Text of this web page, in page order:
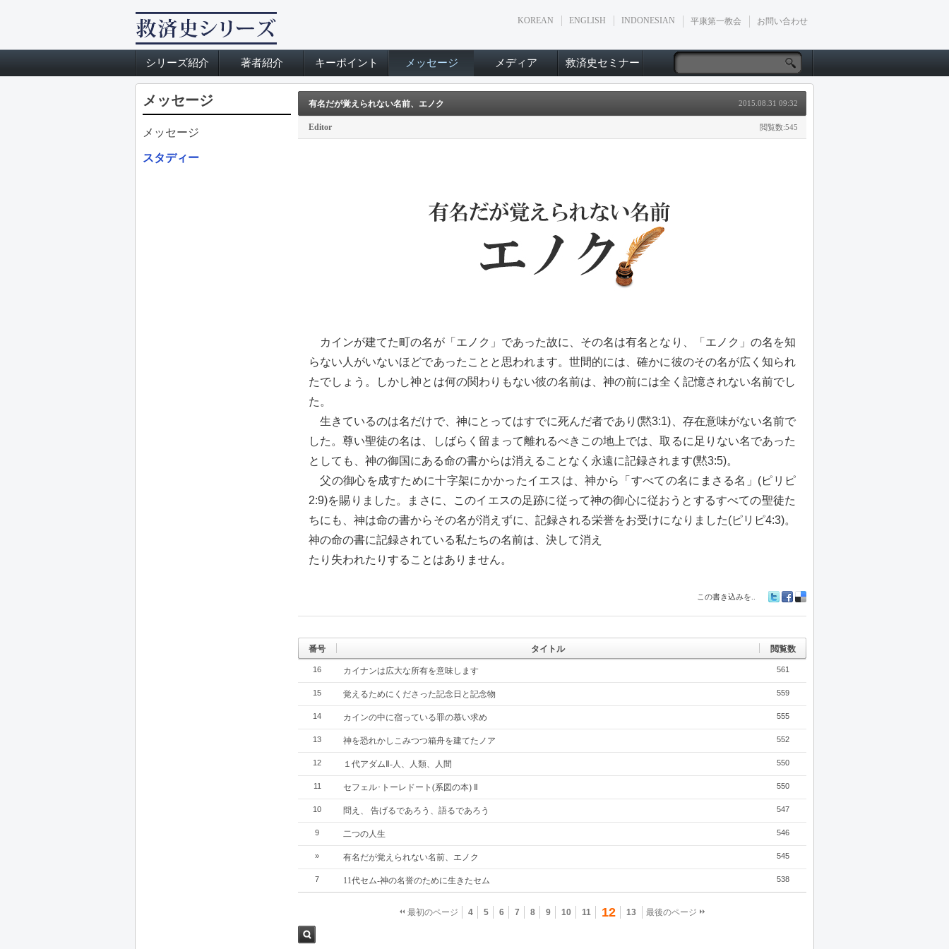
KOREAN ENGLISH INDONESIAN 平康第一教会 お問い合わせ
シリーズ紹介 著者紹介 キーポイント メッセージ メディア 救済史セミナー
メッセージ
メッセージ
スタディー
有名だが覚えられない名前、エノク 2015.08.31 09:32
Editor 閲覧数:545
カインが建てた町の名が「エノク」であった故に、その名は有名となり、「エノク」の名を知
らない人がいないほどであったことと思われます。世間的には、確かに彼のその名が広く知られ
たでしょう。しかし神とは何の関わりもない彼の名前は、神の前には全く記憶されない名前でし
た。
生きているのは名だけで、神にとってはすでに死んだ者であり(黙3:1)、存在意味がない名前で
した。尊い聖徒の名は、しばらく留まって離れるべきこの地上では、取るに足りない名であった
としても、神の御国にある命の書からは消えることなく永遠に記録されます(黙3:5)。
父の御心を成すために十字架にかかったイエスは、神から「すべての名にまさる名」(ピリピ
2:9)を賜りました。まさに、このイエスの足跡に従って神の御心に従おうとするすべての聖徒た
ちにも、神は命の書からその名が消えずに、記録される栄誉をお受けになりました(ピリピ4:3)。
神の命の書に記録されている私たちの名前は、決して消え
たり失われたりすることはありません。
この書き込みを..
itte ceb lici
番号 タイトル 閲覧数
16 カイナンは広大な所有を意味します 561
15 覚えるためにくださった記念日と記念物 559
14 カインの中に宿っている罪の慕い求め 555
13 神を恐れかしこみつつ箱舟を建てたノア 552
12 １代アダムⅡ‐人、人類、人間 550
11 セフェル･トーレドート(系図の本) Ⅱ 550
10 問え、 告げるであろう、語るであろう 547
9 二つの人生 546
» 有名だが覚えられない名前、エノク 545
7 11代セム‐神の名誉のために生きたセム 538
最初のページ 4 5 6 7 8 9 10 11 12 13 最後のページ